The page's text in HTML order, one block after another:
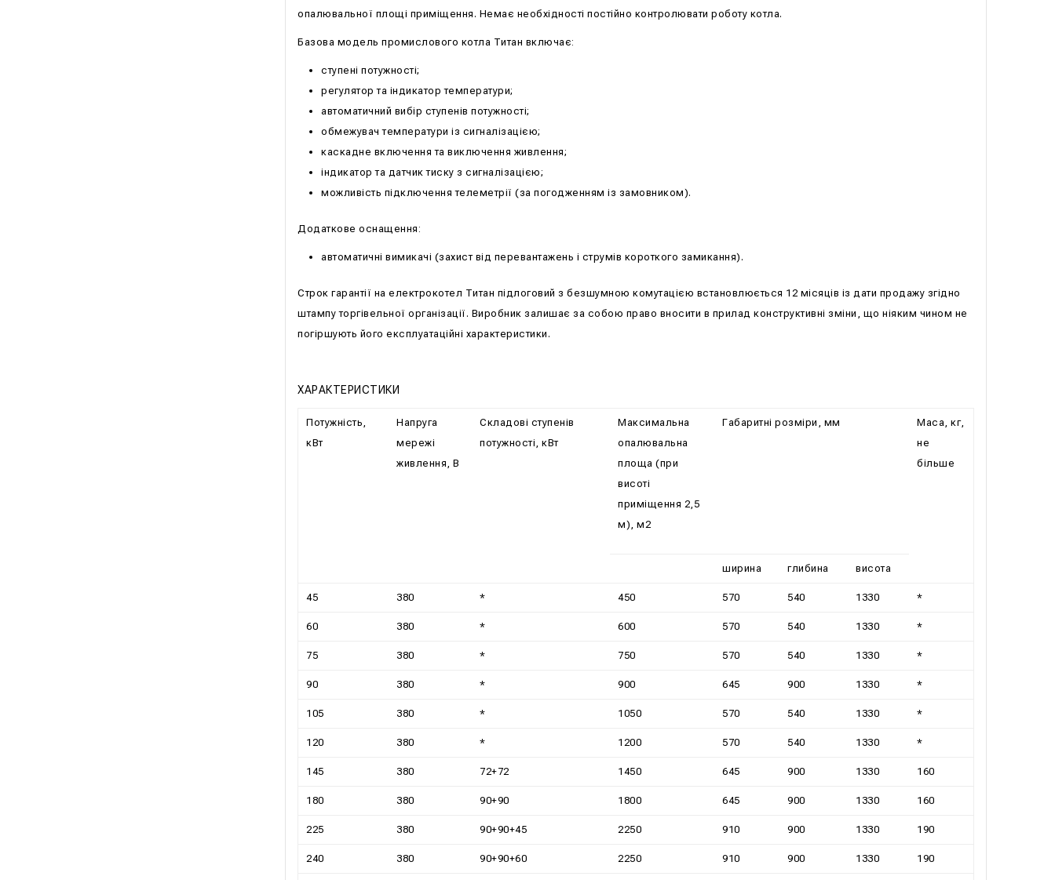
опалювальної площі приміщення. Немає необхідності постійно контролювати роботу котла.
Базова модель промислового котла Титан включає:
ступені потужності;
регулятор та індикатор температури;
автоматичний вибір ступенів потужності;
обмежувач температури із сигналізацією;
каскадне включення та виключення живлення;
індикатор та датчик тиску з сигналізацією;
можливість підключення телеметрії (за погодженням із замовником).
Додаткове оснащення:
автоматичні вимикачі (захист від перевантажень і струмів короткого замикання).
Строк гарантії на електрокотел Титан підлоговий з безшумною комутацією встановлюється 12 місяців із дати продажу згідно
штампу торгівельної організації. Виробник залишає за собою право вносити в прилад конструктивні зміни, що ніяким чином не
погіршують його експлуатаційні характеристики.
ХАРАКТЕРИСТИКИ
Потужність,
кВт
Напруга
мережі
живлення, В
Складові ступенів
потужності, кВт
Максимальна
опалювальна
площа (при
висоті
приміщення 2,5
м), м2
Габаритні розміри, мм
Маса, кг,
не
більше
ширина глибина висота
45 380 * 450 570 540 1330 *
60 380 * 600 570 540 1330 *
75 380 * 750 570 540 1330 *
90 380 * 900 645 900 1330 *
105 380 * 1050 570 540 1330 *
120 380 * 1200 570 540 1330 *
145 380 72+72 1450 645 900 1330 160
180 380 90+90 1800 645 900 1330 160
225 380 90+90+45 2250 910 900 1330 190
240 380 90+90+60 2250 910 900 1330 190